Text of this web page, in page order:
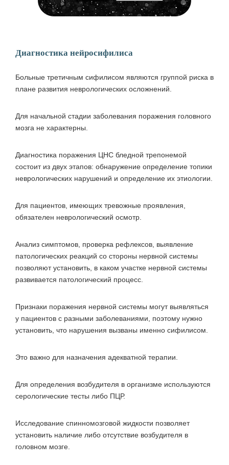
Диагностика нейросифилиса
Больные третичным сифилисом являются группой риска в
плане развития неврологических осложнений.
Для начальной стадии заболевания поражения головного
мозга не характерны.
Диагностика поражения ЦНС бледной трепонемой
состоит из двух этапов: обнаружение определение топики
неврологических нарушений и определение их этиологии.
Для пациентов, имеющих тревожные проявления,
обязателен неврологический осмотр.
Анализ симптомов, проверка рефлексов, выявление
патологических реакций со стороны нервной системы
позволяют установить, в каком участке нервной системы
развивается патологический процесс.
Признаки поражения нервной системы могут выявляться
у пациентов с разными заболеваниями, поэтому нужно
установить, что нарушения вызваны именно сифилисом.
Это важно для назначения адекватной терапии.
Для определения возбудителя в организме используются
серологические тесты либо ПЦР.
Исследование спинномозговой жидкости позволяет
установить наличие либо отсутствие возбудителя в
головном мозге.